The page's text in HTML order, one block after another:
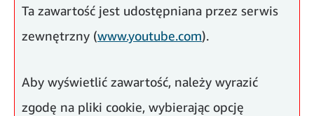
świecie inżynierii zyskują coraz silniejszy głos.
Ta zawartość jest udostępniana przez serwis
zewnętrzny (www.youtube.com).
Aby wyświetlić zawartość, należy wyrazić
zgodę na pliki cookie, wybierając opcję